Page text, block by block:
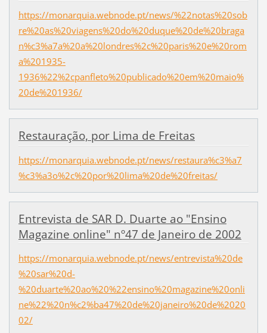
https://monarquia.webnode.pt/news/%22notas%20sob
re%20as%20viagens%20do%20duque%20de%20braga
n%c3%a7a%20a%20londres%2c%20paris%20e%20rom
a%201935-
1936%22%2cpanfleto%20publicado%20em%20maio%
20de%201936/
Restauração, por Lima de Freitas
https://monarquia.webnode.pt/news/restaura%c3%a7
%c3%a3o%2c%20por%20lima%20de%20freitas/
Entrevista de SAR D. Duarte ao "Ensino
Magazine online" nº47 de Janeiro de 2002
https://monarquia.webnode.pt/news/entrevista%20de
%20sar%20d-
%20duarte%20ao%20%22ensino%20magazine%20onli
ne%22%20n%c2%ba47%20de%20janeiro%20de%2020
02/